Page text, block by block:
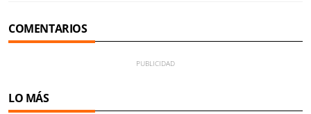
COMENTARIOS
LO MÁS